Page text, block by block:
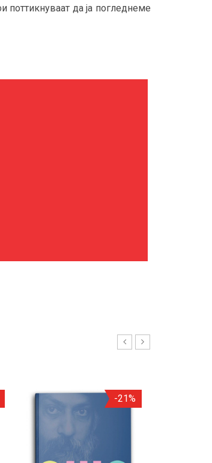
поттикнуваат да ја погледнеме
-21%